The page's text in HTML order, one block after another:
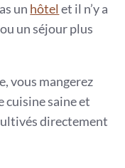
un hôtel et il n’y a
un séjour plus
vous mangerez
cuisine saine et
directement